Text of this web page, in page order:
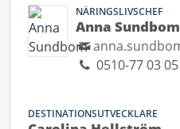
NÄRINGSLIVSCHEF
Anna Sundbom
0510-77 03 05
DESTINATIONSUTVECKLARE